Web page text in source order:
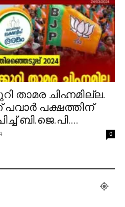
താമര ചിഹ്നമില്ല.
പക്ഷത്തിന്
ബി.ജെ.പി....
0